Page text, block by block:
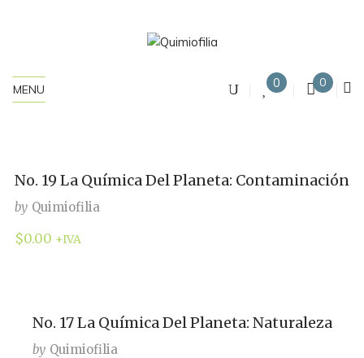
MENU 0 0
No. 19 La Química Del Planeta: Contaminación
by Quimiofilia
$0.00 +IVA
No. 17 La Química Del Planeta: Naturaleza
by Quimiofilia